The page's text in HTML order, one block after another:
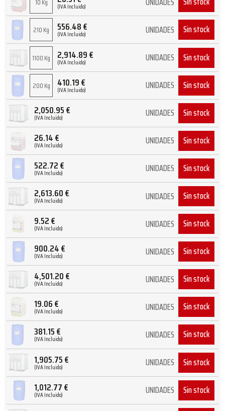
10 Kg (IVA Incluido)
210 Kg 556.48€
(IVA Incluido) UNIDADES Sin stock
1100 Kg 2,914.89€
(IVA Incluido) UNIDADES Sin stock
200 Kg 410.19€
(IVA Incluido) UNIDADES Sin stock
2,050.95€
(IVA Incluido) UNIDADES Sin stock
26.14€
(IVA Incluido) UNIDADES Sin stock
522.72€
(IVA Incluido) UNIDADES Sin stock
2,613.60€
(IVA Incluido) UNIDADES Sin stock
9.52€
(IVA Incluido) UNIDADES Sin stock
900.24€
(IVA Incluido) UNIDADES Sin stock
4,501.20€
(IVA Incluido) UNIDADES Sin stock
19.06€
(IVA Incluido) UNIDADES Sin stock
381.15€
(IVA Incluido) UNIDADES Sin stock
1,905.75€
(IVA Incluido) UNIDADES Sin stock
1,012.77€
(IVA Incluido) UNIDADES Sin stock